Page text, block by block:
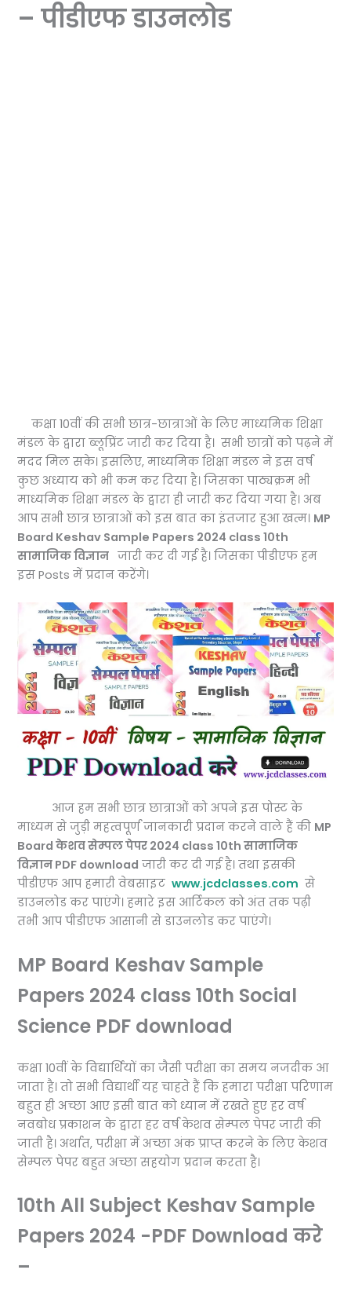
– पीडीएफ डाउनलोड
कक्षा 10वीं की सभी छात्र-छात्राओं के लिए माध्यमिक शिक्षा
मंडल के द्वारा ब्लूप्रिंट जारी कर दिया है। सभी छात्रों को पढ़ने में
मदद मिल सके। इसलिए, माध्यमिक शिक्षा मंडल ने इस वर्ष
कुछ अध्याय को भी कम कर दिया है। जिसका पाठ्यक्रम भी
माध्यमिक शिक्षा मंडल के द्वारा ही जारी कर दिया गया है। अब
आप सभी छात्र छात्राओं को इस बात का इंतजार हुआ खत्म। MP
Board Keshav Sample Papers 2024 class 10th
सामाजिक विज्ञान जारी कर दी गई है। जिसका पीडीएफ हम
इस Posts में प्रदान करेंगे।
आज हम सभी छात्र छात्राओं को अपने इस पोस्ट के
माध्यम से जुड़ी महत्वपूर्ण जानकारी प्रदान करने वाले हैं की MP
Board केशव सेम्पल पेपर 2024 class 10th सामाजिक
विज्ञान PDF download जारी कर दी गई है। तथा इसकी
पीडीएफ आप हमारी वेबसाइटwww.jcdclasses.com से
डाउनलोड कर पाएंगे। हमारे इस आर्टिकल को अंत तक पढ़ी
तभी आप पीडीएफ आसानी से डाउनलोड कर पाएंगे।
MP Board Keshav Sample
Papers 2024 class 10th Social
Science PDF download
कक्षा 10वीं के विद्यार्थियों का जैसी परीक्षा का समय नजदीक आ
जाता है। तो सभी विद्यार्थी यह चाहते हैं कि हमारा परीक्षा परिणाम
बहुत ही अच्छा आए इसी बात को ध्यान में रखते हुए हर वर्ष
नवबोध प्रकाशन के द्वारा हर वर्ष केशव सेम्पल पेपर जारी की
जाती है। अर्थात, परीक्षा में अच्छा अंक प्राप्त करने के लिए केशव
सेम्पल पेपर बहुत अच्छा सहयोग प्रदान करता है।
10th All Subject Keshav Sample
Papers 2024 -PDF Download करे
–